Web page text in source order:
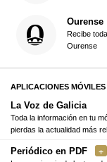
Ourense
Recibe
Ourense
APLICACIONES MÓVILES
La Voz de Galicia
Toda la información en tu
pierdas la actualidad más
Periódico en PDF